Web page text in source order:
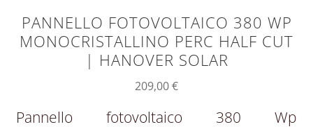
PANNELLO FOTOVOLTAICO 380 WP
MONOCRISTALLINO PERC HALF CUT
| HANOVER SOLAR
209,00€
Pannello fotovoltaico 380 Wp